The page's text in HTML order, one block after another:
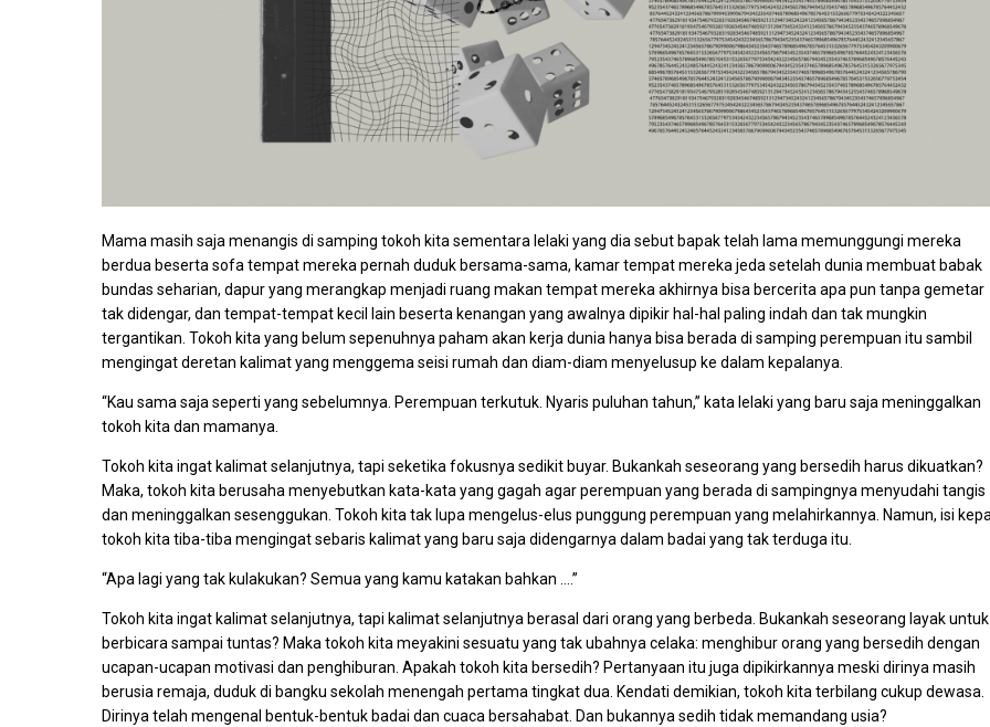
Mama masih saja menangis di samping tokoh kita sementara lelaki yang dia sebut bapak telah lama memunggungi mereka
berdua beserta sofa tempat mereka pernah duduk bersama-sama, kamar tempat mereka jeda setelah dunia membuat babak
bundas seharian, dapur yang merangkap menjadi ruang makan tempat mereka akhirnya bisa bercerita apa pun tanpa gemetar
tak didengar, dan tempat-tempat kecil lain beserta kenangan yang awalnya dipikir hal-hal paling indah dan tak mungkin
tergantikan. Tokoh kita yang belum sepenuhnya paham akan kerja dunia hanya bisa berada di samping perempuan itu sambil
mengingat deretan kalimat yang menggema seisi rumah dan diam-diam menyelusup ke dalam kepalanya.
“Kau sama saja seperti yang sebelumnya. Perempuan terkutuk. Nyaris puluhan tahun,” kata lelaki yang baru saja meninggalkan
tokoh kita dan mamanya.
Tokoh kita ingat kalimat selanjutnya, tapi seketika fokusnya sedikit buyar. Bukankah seseorang yang bersedih harus dikuatkan?
Maka, tokoh kita berusaha menyebutkan kata-kata yang gagah agar perempuan yang berada di sampingnya menyudahi tangis
dan meninggalkan sesenggukan. Tokoh kita tak lupa mengelus-elus punggung perempuan yang melahirkannya. Namun, isi
tokoh kita tiba-tiba mengingat sebaris kalimat yang baru saja didengarnya dalam badai yang tak terduga itu.
“Apa lagi yang tak kulakukan? Semua yang kamu katakan bahkan ….”
Tokoh kita ingat kalimat selanjutnya, tapi kalimat selanjutnya berasal dari orang yang berbeda. Bukankah seseorang layak untuk
berbicara sampai tuntas? Maka tokoh kita meyakini sesuatu yang tak ubahnya celaka: menghibur orang yang bersedih dengan
ucapan-ucapan motivasi dan penghiburan. Apakah tokoh kita bersedih? Pertanyaan itu juga dipikirkannya meski dirinya masih
berusia remaja, duduk di bangku sekolah menengah pertama tingkat dua. Kendati demikian, tokoh kita terbilang cukup dewasa.
Dirinya telah mengenal bentuk-bentuk badai dan cuaca bersahabat. Dan bukannya sedih tidak memandang usia?